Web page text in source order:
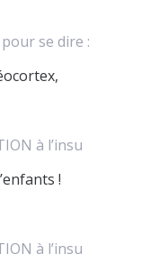
se dire :
à l’insu
!
à l’insu